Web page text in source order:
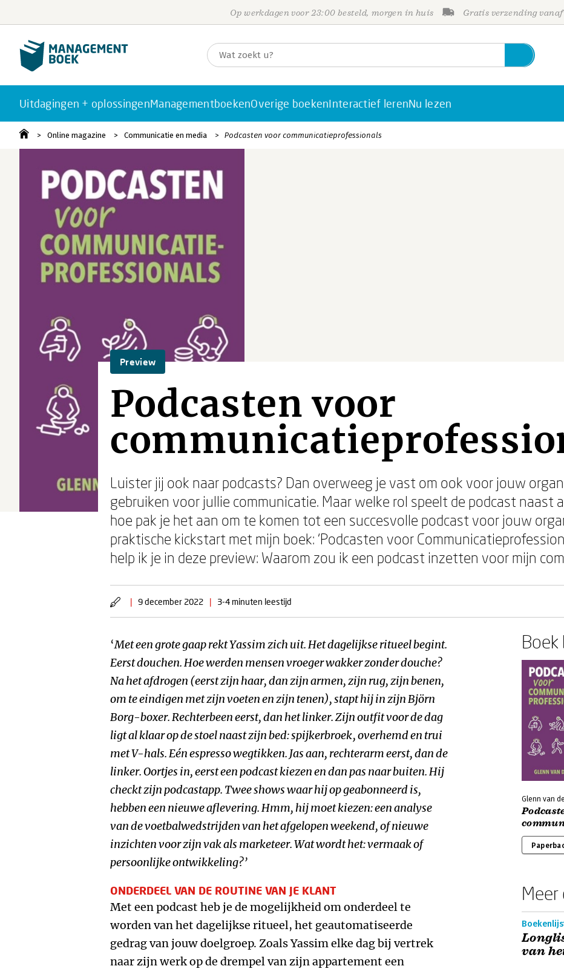
Op werkdagen voor 23:00 besteld, morgen in huis Gratis verzending
Uitdagingen + oplossingenManagementboekenOverige boekenInteractief lerenNu lezen
Online magazine Communicatie en media Podcasten voor communicatieprofessionals
Preview
Podcasten voor
Luister jij ook naar podcasts? Dan overweeg je vast om ook voor jouw
gebruiken voor jullie communicatie. Maar welke rol speelt de podcast naast
hoe pak je het aan om te komen tot een succesvolle podcast voor jouw
praktische kickstart met mijn boek: ‘Podcasten voor
help ik je in deze preview: Waarom zou ik een podcast inzetten voor mijn
| 9 december 2022 | 3-4 minuten leestijd
‘Met een grote gaap rekt Yassim zich uit. Het dagelijkse ritueel begint.
Eerst douchen. Hoe werden mensen vroeger wakker zonder douche?
Na het afdrogen (eerst zijn haar, dan zijn armen, zijn rug, zijn benen,
om te eindigen met zijn voeten en zijn tenen), stapt hij in zijn Björn
Borg-boxer. Rechterbeen eerst, dan het linker. Zijn outfit voor de dag
ligt al klaar op de stoel naast zijn bed: spijkerbroek, overhemd en trui
met V-hals. Eén espresso wegtikken. Jas aan, rechterarm eerst, dan de
linker. Oortjes in, eerst een podcast kiezen en dan pas naar buiten. Hij
checkt zijn podcastapp. Twee shows waar hij op geabonneerd is,
hebben een nieuwe aflevering. Hmm, hij moet kiezen: een analyse
van de voetbalwedstrijden van het afgelopen weekend, of nieuwe
inzichten voor zijn vak als marketeer. Wat wordt het: vermaak of
persoonlijke ontwikkeling?’
ONDERDEEL VAN DE ROUTINE VAN JE KLANT
Met een podcast heb je de mogelijkheid om onderdeel te
worden van het dagelijkse ritueel, het geautomatiseerde
gedrag van jouw doelgroep. Zoals Yassim elke dag bij vertrek
naar zijn werk op de drempel van zijn appartement een
Glenn van
van